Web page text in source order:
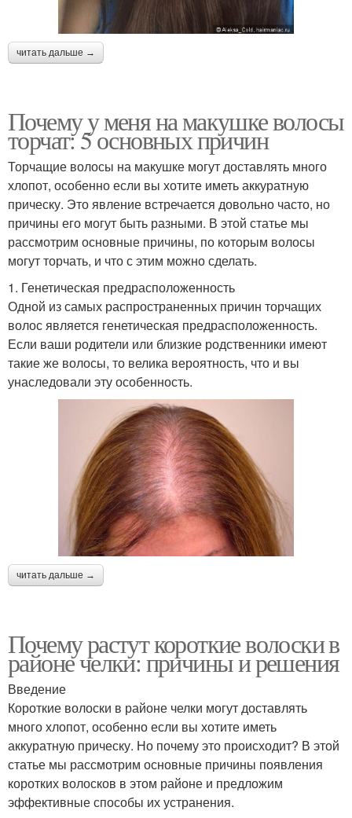
читать дальше →
Почему у меня на макушке волосы
торчат: 5 основных причин
Торчащие волосы на макушке могут доставлять много
хлопот, особенно если вы хотите иметь аккуратную
прическу. Это явление встречается довольно часто, но
причины его могут быть разными. В этой статье мы
рассмотрим основные причины, по которым волосы
могут торчать, и что с этим можно сделать.
1. Генетическая предрасположенность
Одной из самых распространенных причин торчащих
волос является генетическая предрасположенность.
Если ваши родители или близкие родственники имеют
такие же волосы, то велика вероятность, что и вы
унаследовали эту особенность.
читать дальше →
Почему растут короткие волоски в
районе челки: причины и решения
Введение
Короткие волоски в районе челки могут доставлять
много хлопот, особенно если вы хотите иметь
аккуратную прическу. Но почему это происходит? В этой
статье мы рассмотрим основные причины появления
коротких волосков в этом районе и предложим
эффективные способы их устранения.